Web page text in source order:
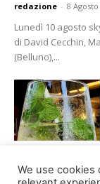
redazione - 8 Agosto
Lunedì 10 agosto
di David Cecchin,
(Belluno),...
We use